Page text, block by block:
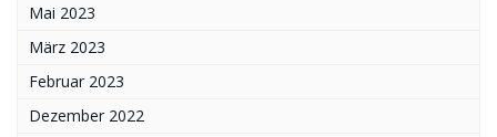
Mai 2023
März 2023
Februar 2023
Dezember 2022